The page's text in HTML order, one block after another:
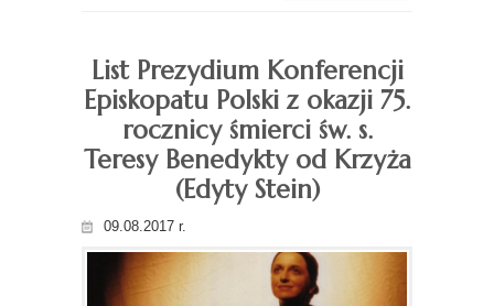
List Prezydium Konferencji
Episkopatu Polski z okazji 75.
rocznicy śmierci św. s.
Teresy Benedykty od Krzyża
(Edyty Stein)
09.08.2017 r.